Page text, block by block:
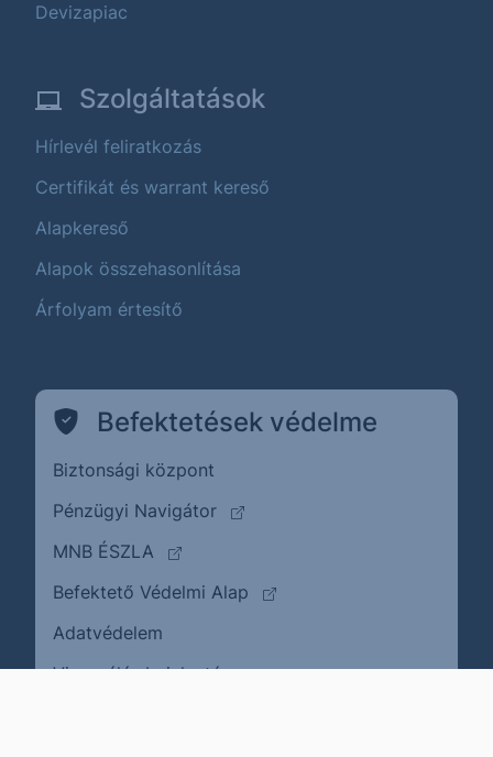
Devizapiac
Szolgáltatások
Hírlevél feliratkozás
Certifikát és warrant kereső
Alapkereső
Alapok összehasonlítása
Árfolyam értesítő
Befektetések védelme
Biztonsági központ
Pénzügyi Navigátor
(külső oldalra ugrik)
MNB ÉSZLA
(külső oldalra ugrik)
Befektető Védelmi Alap
(külső oldalra ugrik)
Adatvédelem
Visszaélés bejelentése(külső oldalra ugrik)